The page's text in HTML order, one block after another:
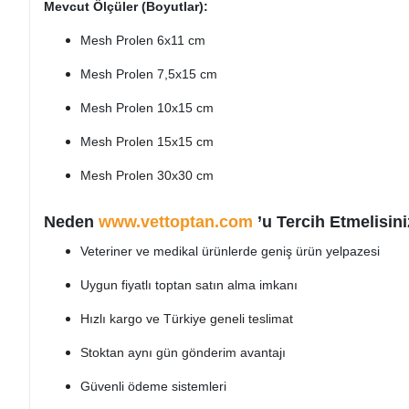
Mevcut Ölçüler (Boyutlar):
Mesh Prolen 6x11 cm
Mesh Prolen 7,5x15 cm
Mesh Prolen 10x15 cm
Mesh Prolen 15x15 cm
Mesh Prolen 30x30 cm
Neden www.vettoptan.com ’u Tercih
Veteriner ve medikal ürünlerde geniş ürün yelpazesi
Uygun fiyatlı toptan satın alma imkanı
Hızlı kargo ve Türkiye geneli teslimat
Stoktan aynı gün gönderim avantajı
Güvenli ödeme sistemleri